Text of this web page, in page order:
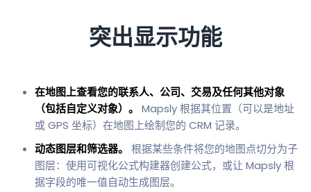
突出显示功能
在地图上查看您的联系人、公司、交易及任何其他对象
（包括自定义对象）。
Mapsly 根据其位置（可以是地址
或 GPS 坐标）在地图上绘制您的 CRM 记录。
动态图层和筛选器。
根据某些条件将您的地图点切分为子
图层：使用可视化公式构建器创建公式，或让 Mapsly 根
据字段的唯一值自动生成图层。